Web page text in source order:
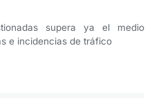
supera ya el medio
e incidencias de tráfico